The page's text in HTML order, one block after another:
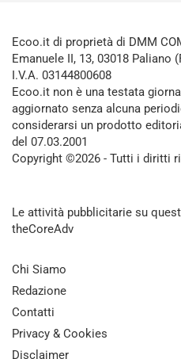
Ecoo.it di proprietà di DMM
Emanuele II, 13, 03018 Paliano
I.V.A. 03144800608
Ecoo.it non è una testata
aggiornato senza alcuna
considerarsi un prodotto
del 07.03.2001
Copyright ©2026 - Tutti i diritti
Le attività pubblicitarie su
theCoreAdv
Chi Siamo
Redazione
Contatti
Privacy & Cookies
Disclaimer